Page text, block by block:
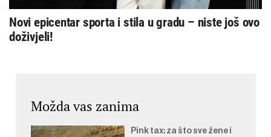
Novi epicentar sporta i stila u gradu – niste još ovo
doživjeli!
Možda vas zanima
Pink tax: za što sve žene i